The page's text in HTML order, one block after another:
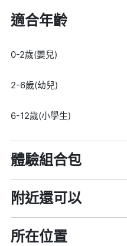
適合年齡
0-2歲(嬰兒)
2-6歲(幼兒)
6-12歲(小學生)
體驗組合包
附近還可以
所在位置